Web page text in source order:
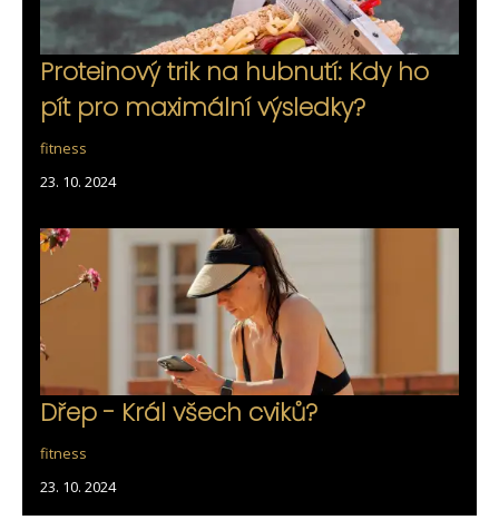
Proteinový trik na hubnutí: Kdy ho
pít pro maximální výsledky?
fitness
23. 10. 2024
Dřep - Král všech cviků?
fitness
23. 10. 2024